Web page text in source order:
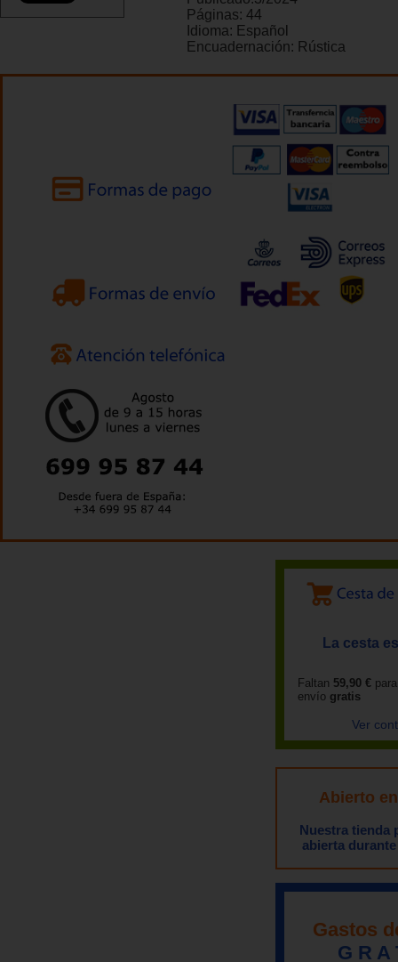
Páginas: 44
Idioma: Español
Encuadernación: Rústica
La cesta
Faltan 59,90 €
envío gratis
Ver
Abierto
Nuestra tienda
abierta
Gastos
G R A